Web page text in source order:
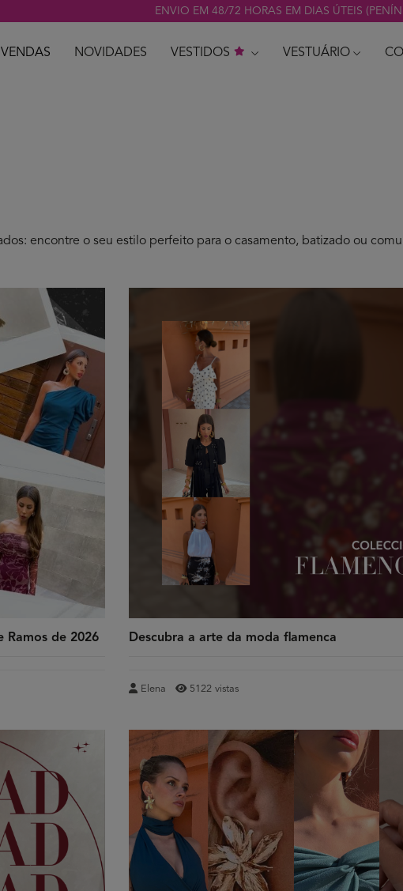
ENVIO EM 48/72 HORAS EM DIAS ÚTEIS
VENDAS NOVIDADES VESTIDOS VESTUÁRIO
encontre o seu estilo perfeito para o casamento, batizado ou
Ramos de 2026 Descubra a arte da moda flamenca
Elena 5122 vistas